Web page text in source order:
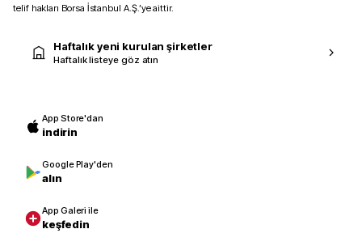
telif hakları Borsa İstanbul A.Ş.’ye aittir.
Haftalık yeni kurulan şirketler
Haftalık listeye göz atın
App Store'dan
indirin
Google Play'den
alın
App Galeri ile
keşfedin